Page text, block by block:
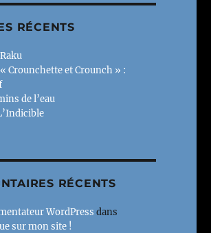
RÉCENTS
Crounchette et Crounch » :
de l’eau
RÉCENTS
WordPress dans
sur mon site !